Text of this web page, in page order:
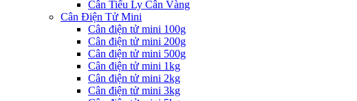
Cân Tiểu Ly Cân Vàng
Cân Điện Tử Mini
Cân điện tử mini 100g
Cân điện tử mini 200g
Cân điện tử mini 500g
Cân điện tử mini 1kg
Cân điện tử mini 2kg
Cân điện tử mini 3kg